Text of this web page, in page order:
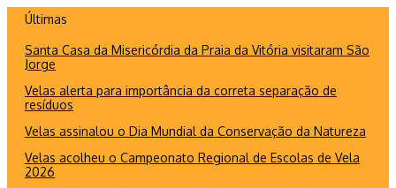
conteúdo
Últimas
Santa Casa da Misericórdia da Praia da Vitória visitaram São
Jorge
Velas alerta para importância da correta separação de
resíduos
Velas assinalou o Dia Mundial da Conservação da Natureza
Velas acolheu o Campeonato Regional de Escolas de Vela
2026